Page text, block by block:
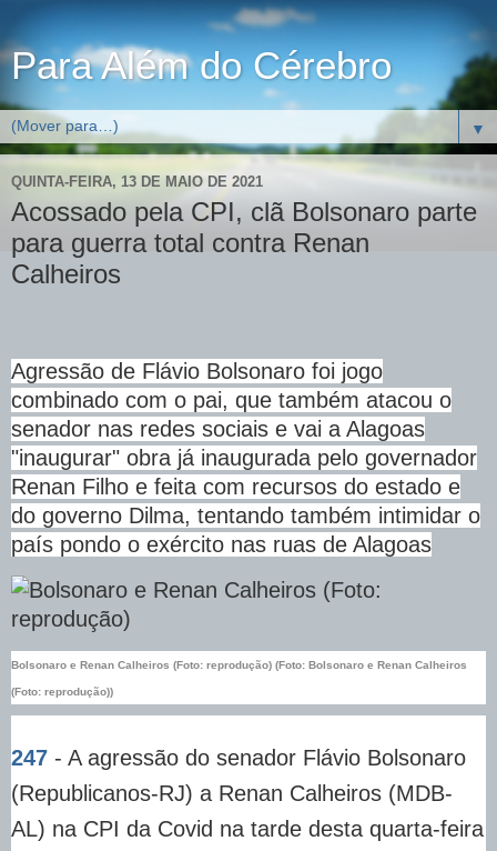
Para Além do Cérebro
▼
QUINTA-FEIRA, 13 DE MAIO DE 2021
Acossado pela CPI, clã Bolsonaro parte
para guerra total contra Renan
Calheiros
Agressão de Flávio Bolsonaro foi jogo
combinado com o pai, que também atacou o
senador nas redes sociais e vai a Alagoas
"inaugurar" obra já inaugurada pelo governador
Renan Filho e feita com recursos do estado e
do governo Dilma, tentando também intimidar o
país pondo o exército nas ruas de Alagoas
Bolsonaro e Renan Calheiros (Foto: reprodução) (Foto: Bolsonaro e Renan Calheiros
(Foto: reprodução))
247 - A agressão do senador Flávio Bolsonaro
(Republicanos-RJ) a Renan Calheiros (MDB-
AL) na CPI da Covid na tarde desta quarta-feira